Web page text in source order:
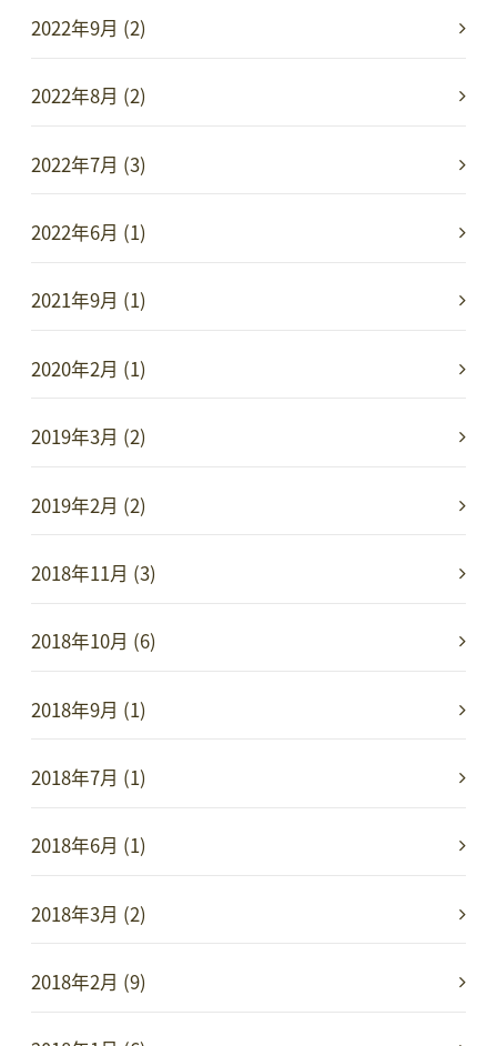
2022年9月 (2)
2022年8月 (2)
2022年7月 (3)
2022年6月 (1)
2021年9月 (1)
2020年2月 (1)
2019年3月 (2)
2019年2月 (2)
2018年11月 (3)
2018年10月 (6)
2018年9月 (1)
2018年7月 (1)
2018年6月 (1)
2018年3月 (2)
2018年2月 (9)